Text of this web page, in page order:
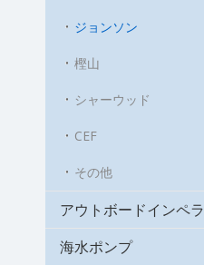
ジョンソン
樫山
シャーウッド
CEF
その他
アウトボードインペラ
海水ポンプ